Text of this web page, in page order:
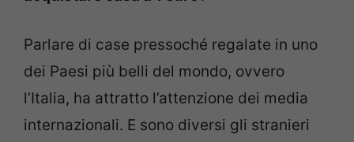
Parlare di case pressoché regalate in uno
dei Paesi più belli del mondo, ovvero
l’Italia, ha attratto l’attenzione dei media
internazionali. E sono diversi gli stranieri